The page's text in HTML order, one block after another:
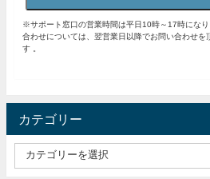
※サポート窓口の営業時間は平日10時～17時にな
合わせについては、翌営業日以降でお問い合わせを
す 。
カテゴリー